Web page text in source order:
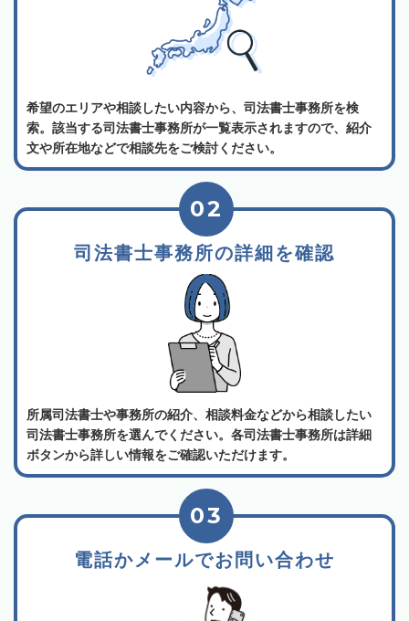
希望のエリアや相談したい内容から、司法書士事務所を検
索。該当する司法書士事務所が一覧表示されますので、紹介
文や所在地などで相談先をご検討ください。
司法書士事務所の詳細を確認
02
所属司法書士や事務所の紹介、相談料金などから相談したい
司法書士事務所を選んでください。各司法書士事務所は詳細
ボタンから詳しい情報をご確認いただけます。
電話かメールでお問い合わせ
03